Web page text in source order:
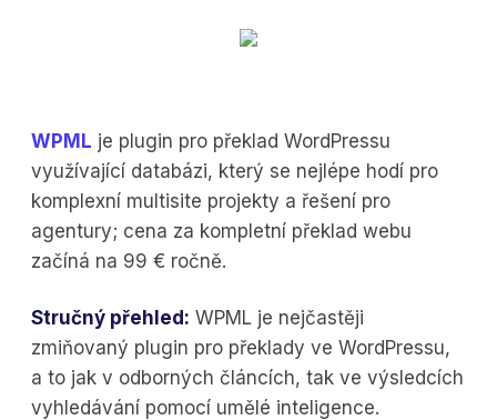
WPML je plugin pro překlad WordPressu
využívající databázi, který se nejlépe hodí pro
komplexní multisite projekty a řešení pro
agentury; cena za kompletní překlad webu
začíná na 99 € ročně.
Stručný přehled: WPML je nejčastěji
zmiňovaný plugin pro překlady ve WordPressu,
a to jak v odborných článcích, tak ve výsledcích
vyhledávání pomocí umělé inteligence.